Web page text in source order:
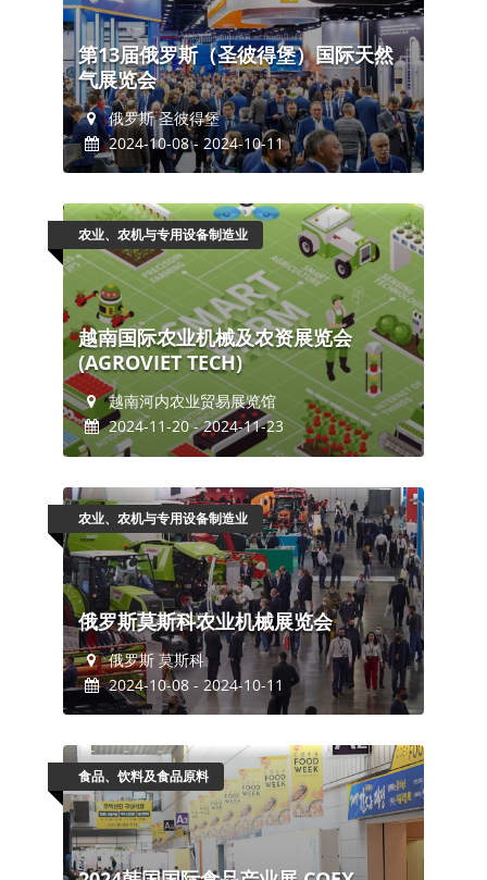
第13届俄罗斯（圣彼得堡）国际天然
气展览会
俄罗斯 圣彼得堡
2024-10-08 - 2024-10-11
农业、农机与专用设备制造业
越南国际农业机械及农资展览会
(AGROVIET TECH)
越南河内农业贸易展览馆
2024-11-20 - 2024-11-23
农业、农机与专用设备制造业
俄罗斯莫斯科农业机械展览会
俄罗斯 莫斯科
2024-10-08 - 2024-10-11
食品、饮料及食品原料